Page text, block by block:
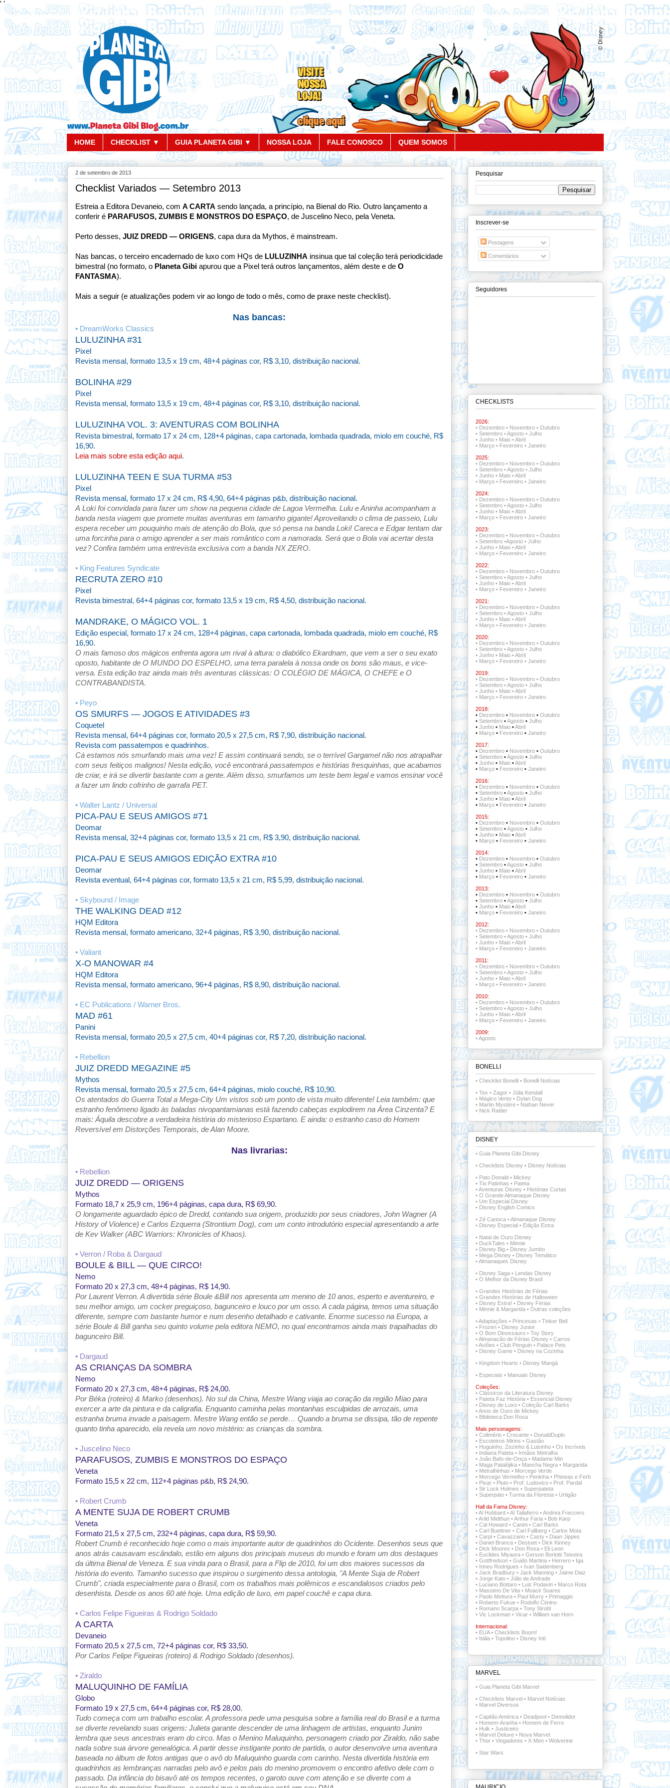
' '
HOME CHECKLIST ▼ GUIA PLANETA GIBI ▼ NOSSA LOJA FALE CONOSCO QUEM SOMOS
2 de setembro de 2013
Checklist Variados — Setembro 2013
Estreia a Editora Devaneio, com A CARTA sendo lançada, a princípio, na Bienal do Rio. Outro lançamento a
conferir é PARAFUSOS, ZUMBIS E MONSTROS DO ESPAÇO, de Juscelino Neco, pela Veneta.
Perto desses, JUIZ DREDD — ORIGENS, capa dura da Mythos, é mainstream.
Nas bancas, o terceiro encadernado de luxo com HQs de LULUZINHA insinua que tal coleção terá periodicidade
bimestral (no formato, o Planeta Gibiapurou que a Pixel terá outros lançamentos, além deste e de O
FANTASMA).
Mais a seguir (e atualizações podem vir ao longo de todo o mês, como de praxe neste checklist).
Nas bancas:
• DreamWorks Classics
LULUZINHA #31
Pixel
Revista mensal, formato 13,5 x 19 cm, 48+4 páginas cor, R$ 3,10, distribuição nacional.
BOLINHA #29
Pixel
Revista mensal, formato 13,5 x 19 cm, 48+4 páginas cor, R$ 3,10, distribuição nacional.
LULUZINHA VOL. 3: AVENTURAS COM BOLINHA
Revista bimestral, formato 17 x 24 cm, 128+4 páginas, capa cartonada, lombada quadrada, miolo em couché, R$
16,90.
Leia mais sobre esta edição aqui.
LULUZINHA TEEN E SUA TURMA #53
Pixel
Revista mensal , formato 17 x 24 cm, R$ 4,90, 64+4 páginas p&b, distribuição nacional.
A Loki foi convidada para fazer um show na pequena cidade de Lagoa Vermelha. Lulu e Aninha acompanham a
banda nesta viagem que promete muitas aventuras em tamanho gigante! Aproveitando o clima de passeio, Lulu
espera receber um pouquinho mais de atenção do Bola, que só pensa na banda Loki! Careca e Edgar tentam dar
uma forcinha para o amigo aprender a ser mais romântico com a namorada. Será que o Bola vai acertar desta
vez? Confira também uma entrevista exclusiva com a banda NX ZERO.
• King Features Syndicate
RECRUTA ZERO #10
Pixel
Revista bimestral, 64+4 páginas cor, formato 13,5 x 19 cm, R$ 4,50, distribuição nacional.
MANDRAKE, O MÁGICO VOL. 1
Edição especial, formato 17 x 24 cm, 128+4 páginas, capa cartonada, lombada quadrada, miolo em couché, R$
16,90.
O mais famoso dos mágicos enfrenta agora um rival à altura: o diabólico Ekardnam, que vem a ser o seu exato
oposto, habitante de O MUNDO DO ESPELHO, uma terra paralela à nossa onde os bons são maus, e vice-
versa. Esta edição traz ainda mais três aventuras clássicas: O COLÉGIO DE MÁGICA, O CHEFE e O
CONTRABANDISTA.
• Peyo
OS SMURFS — JOGOS E ATIVIDADES #3
Coquetel
Revista mensal, 64+4 páginas cor, formato 20,5 x 27,5 cm, R$ 7,90, distribuição nacional.
Revista com passatempos e quadrinhos.
Cá estamos nós smurfando mais uma vez! E assim continuará sendo, se o terrível Gargamel não nos atrapalhar
com seus feitiços malignos! Nesta edição, você encontrará passatempos e histórias fresquinhas, que acabamos
de criar, e irá se divertir bastante com a gente. Além disso, smurfamos um teste bem legal e vamos ensinar você
a fazer um lindo cofrinho de garrafa PET.
• Walter Lantz / Universal
PICA-PAU E SEUS AMIGOS #71
Deomar
Revista mensal, 32+4 páginas cor, formato 13,5 x 21 cm, R$ 3,90, distribuição nacional.
PICA-PAU E SEUS AMIGOS EDIÇÃO EXTRA #10
Deomar
Revista eventual, 64+4 páginas cor, formato 13,5 x 21 cm, R$ 5,99, distribuição nacional.
• Skybound / Image
THE WALKING DEAD #12
HQM Editora
Revista mensal, formato americano, 32+4 páginas, R$ 3,90, distribuição nacional.
• Valiant
X-O MANOWAR #4
HQM Editora
Revista mensal, formato americano, 96+4 páginas, R$ 8,90, distribuição nacional.
• EC Publications / Warner Bros.
MAD #61
Panini
Revista mensal, formato 20,5 x 27,5 cm, 40+4 páginas cor, R$ 7,20, distribuição nacional.
• Rebellion
JUIZ DREDD MEGAZINE #5
Mythos
Revista mensal, formato 20,5 x 27,5 cm, 64+4 páginas, miolo couché, R$ 10,90.
Os atentados do Guerra Total a Mega-City Um vistos sob um ponto de vista muito diferente! Leia também: que
estranho fenômeno ligado às baladas nivopantamianas está fazendo cabeças explodirem na Área Cinzenta?E
mais: Áquila descobre a verdadeira história do misterioso Espartano. E ainda: o estranho caso do Homem
Reversível em Distorções Temporais, de Alan Moore.
Nas livrarias:
• Rebellion
JUIZ DREDD — ORIGENS
Mythos
Formato 18,7 x 25,9 cm, 196+4 páginas, capa dura, R$ 69,90.
O longamente aguardado épico de Dredd, contando sua origem, produzido por seus criadores, John Wagner (A
History of Violence) e Carlos Ezquerra (Strontium Dog), com um conto introdutório especial apresentando a arte
de Kev Walker (ABC Warriors: Khronicles of Khaos).
• Verron / Roba & Dargaud
BOULE & BILL — QUE CIRCO!
Nemo
Formato 20 x 27,3 cm, 48+4 páginas, R$ 14,90.
Por Laurent Verron. A divertida série Boule &Bill nos apresenta um menino de 10 anos, esperto e aventureiro, e
seu melhor amigo, um cocker preguiçoso, bagunceiro e louco por um osso. A cada página, temos uma situação
diferente, sempre com bastante humor e num desenho detalhado e cativante. Enorme sucesso na Europa, a
série Boule & Bill ganha seu quinto volume pela editora NEMO, no qual encontramos ainda mais trapalhadas do
bagunceiro Bill.
• Dargaud
AS CRIANÇAS DA SOMBRA
Nemo
Formato 20 x 27,3 cm, 48+4 páginas, R$ 24,00.
Por Béka (roteiro) & Marko (desenhos). No sul da China, Mestre Wang viaja ao coração da região Miao para
exercer a arte da pintura e da caligrafia. Enquanto caminha pelas montanhas esculpidas de arrozais, uma
estranha bruma invade a paisagem. Mestre Wang então se perde… Quando a bruma se dissipa, tão de repente
quanto tinha aparecido, ela revela um novo mistério: as crianças da sombra.
• Juscelino Neco
PARAFUSOS, ZUMBIS E MONSTROS DO ESPAÇO
Veneta
Formato 15,5 x 22 cm, 112+4 páginas p&b, R$ 24,90.
• Robert Crumb
A MENTE SUJA DE ROBERT CRUMB
Veneta
Formato 21,5 x 27,5 cm, 232+4 páginas, capa dura, R$ 59,90.
Robert Crumb é reconhecido hoje como o mais importante autor de quadrinhos do Ocidente. Desenhos seus que
anos atrás causavam escândalo, estão em alguns dos principais museus do mundo e foram um dos destaques
da última Bienal de Veneza. E sua vinda para o Brasil, para a Flip de 2010, foi um dos maiores sucessos da
história do evento. Tamanho sucesso que inspirou o surgimento dessa antologia, "A Mente Suja de Robert
Crumb", criada especialmente para o Brasil, com os trabalhos mais polêmicos e escandalosos criados pelo
desenhista. Desde os anos 60 até hoje. Uma edição de luxo, em papel couchê e capa dura.
• Carlos Felipe Figueiras & Rodrigo Soldado
A CARTA
Devaneio
Formato 20,5 x 27,5 cm, 72+4 páginas cor, R$ 33,50.
Por Carlos Felipe Figueiras (roteiro) & Rodrigo Soldado (desenhos).
• Ziraldo
MALUQUINHO DE FAMÍLIA
Globo
Formato 19 x 27,5 cm, 64+4 páginas cor, R$ 28,00.
Tudo começa com um trabalho escolar. A professora pede uma pesquisa sobre a família real do Brasil e a turma
se diverte revelando suas origens: Julieta garante descender de uma linhagem de artistas, enquanto Junim
lembra que seus ancestrais eram do circo. Mas o Menino Maluquinho, personagem criado por Ziraldo, não sabe
nada sobre sua árvore genealógica. A partir desse instigante ponto de partida, o autor desenvolve uma aventura
baseada no álbum de fotos antigas que o avô do Maluquinho guarda com carinho. Nesta divertida história em
quadrinhos as lembranças narradas pelo avô e pelos pais do menino promovem o encontro afetivo dele com o
passado. Da infância do bisavô até os tempos recentes, o garoto ouve com atenção e se diverte com a
Pesquisar
Inscrever-se
Postagens
Comentários
Seguidores
CHECKLISTS
2026:
• Dezembro• Novembro• Outubro
• Setembro•Agosto• Julho
• Junho• Maio•Abril
• Março• Fevereiro• Janeiro
2025:
• Dezembro• Novembro• Outubro
• Setembro•Agosto• Julho
• Junho• Maio•Abril
• Março• Fevereiro• Janeiro
2024:
• Dezembro• Novembro• Outubro
• Setembro•Agosto• Julho
• Junho• Maio•Abril
• Março• Fevereiro• Janeiro
2023:
• Dezembro• Novembro• Outubro
• Setembro•Agosto• Julho
• Junho• Maio•Abril
• Março• Fevereiro• Janeiro
2022:
• Dezembro • Novembro• Outubro
• Setembro •Agosto• Julho
• Junho• Maio•Abril
• Março• Fevereiro• Janeiro
2021:
• Dezembro • Novembro • Outubro
• Setembro•Agosto• Julho
• Junho• Maio•Abril
• Março• Fevereiro• Janeiro
2020:
• Dezembro• Novembro• Outubro
• Setembro•Agosto• Julho
• Junho• Maio•Abril
• Março• Fevereiro• Janeiro
2019:
• Dezembro• Novembro• Outubro
• Setembro•Agosto• Julho
• Junho• Maio•Abril
• Março• Fevereiro• Janeiro
2018:
• Dezembro• Novembro• Outubro
• Setembro•Agosto• Julho
• Junho• Maio•Abril
• Março• Fevereiro• Janeiro
2017:
• Dezembro• Novembro• Outubro
• Setembro•Agosto• Julho
• Junho• Maio•Abril
• Março• Fevereiro• Janeiro
2016:
• Dezembro• Novembro• Outubro
• Setembro•Agosto• Julho
• Junho• Maio•Abril
• Março• Fevereiro• Janeiro
2015:
• Dezembro• Novembro• Outubro
• Setembro•Agosto• Julho
• Junho• Maio•Abril
• Março• Fevereiro• Janeiro
2014:
• Dezembro • Novembro • Outubro
• Setembro• Agosto • Julho
• Junho• Maio•Abril
• Março• Fevereiro• Janeiro
2013:
• Dezembro• Novembro• Outubro
• Setembro•Agosto• Julho
• Junho• Maio•Abril
• Março• Fevereiro• Janeiro
2012:
• Dezembro• Novembro• Outubro
• Setembro •Agosto• Julho
• Junho• Maio •Abril
• Março• Fevereiro• Janeiro
2011:
• Dezembro• Novembro• Outubro
• Setembro•Agosto• Julho
• Junho• Maio•Abril
• Março• Fevereiro• Janeiro
2010:
• Dezembro• Novembro• Outubro
• Setembro•Agosto• Julho
• Junho• Maio•Abril
• Março• Fevereiro• Janeiro
2009:
•Agosto
BONELLI
• Checklist Bonelli• Bonelli Notícias
• Tex • Zagor• Júlia Kendall
• Mágico Vento • Dylan Dog
• Martin Mystère • Nathan Never
• Nick Raider
DISNEY
• Guia Planeta Gibi Disney
• Checklists Disney• Disney Notícias
• Pato Donald• Mickey
• Tio Patinhas • Pateta
• Aventuras Disney • Histórias Curtas
• O Grande Almanaque Disney
• Um Especial Disney
• Disney English Comics
• Zé Carioca •Almanaque Disney
• Disney Especial • Edição Extra
• Natal de Ouro Disney
• DuckTales • Minnie
• Disney Big • Disney Jumbo
• Mega Disney • Disney Temático
•Almanaques Disney
• Disney Saga• Lendas Disney
• O Melhor da Disney Brasil
• Grandes Histórias de Férias
• Grandes Histórias de Halloween
• Disney Extra! • Disney Férias
• Minnie & Margarida• Outras coleções
• Adaptações • Princesas • Tinker Bell
• Frozen• Disney Junior
• O Bom Dinossauro • Toy Story
•Almanacão de Férias Disney • Carros
• Aviões • Club Penguin• Palace Pets
• Disney Game• Disney na Cozinha
• Kingdom Hearts • Disney Mangá
• Especiais • Manuais Disney
Coleções:
• Clássicos da Literatura Disney
• Pateta Faz História• Essencial Disney
• Disney de Luxo• Coleção Carl Barks
•Anos de Ouro de Mickey
• Biblioteca Don Rosa
Mais personagens:
• Colimério• Crocante• DonaldDuplo
• Escoteiros Mirins • Gastão
• Huguinho, Zezinho & Luisinho• Os Incríveis
• Indiana Pateta • Irmãos Metralha
• João Bafo-de-Onça • Madame Min
• Maga Patalójika• Mancha Negra• Margarida
• Metralhinhas • Morcego Verde
• Morcego Vermelho • Peninha• Phineas e Ferb
• Pixar• Pluto• Prof. Ludovico • Prof. Pardal
• Sir Lock Holmes • Superpateta
• Superpato• Turma da Floresta• Urtigão
Hall da Fama Disney:
•Al Hubbard•Al Taliaferro•Andrea Freccero
•Arild Midthun•Arthur Faria• Bob Karp
• Cal Howard• Canini• Carl Barks
• Carl Buettner• Carl Fallberg • Carlos Mota
• Carpi • Cavazzano• Casty• Daan Jippes
• Daniel Branca• Destuet• Dick Kinney
• Dick Moores • Don Rosa• Eli Leon
• Euclides Miyaura • Gerson Borlotti Teixeira
• Gottfredson • Guido Martina • Herrero• Iga
• Irineu Rodrigues • Ivan Saidenberg
• Jack Bradbury• Jack Manning• Jaime Diaz
• Jorge Kato• Júlio de Andrade
• Luciano Bottaro• Luiz Podavin• Marco Rota
• Massimo De Vita • Moacir Soares
• Paolo Mottura • Paul Murry • Primaggio
• Roberto Fukue • Rodolfo Cimino
• Romano Scarpa • Tony Strobl
• Vic Lockman• Vicar • William van Horn
Internacional:
• EUA • Checklists Boom!
• Itália • Topolino • Disney Intl
MARVEL
• Guia Planeta Gibi Marvel
• Checklists Marvel• Marvel Notícias
• Marvel Diversos
• Capitão América• Deadpool• Demolidor
• Homem-Aranha• Homem de Ferro
• Hulk • Justiceiro
• Marvel Deluxe• Nova Marvel
• Thor • Vingadores • X-Men• Wolverine
• Star Wars